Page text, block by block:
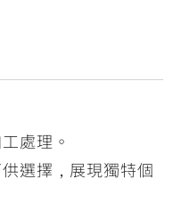
處理。
選擇，展現獨特個